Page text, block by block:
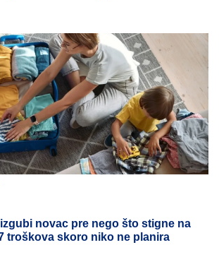
novac pre nego što stigne na
troškova skoro niko ne planira